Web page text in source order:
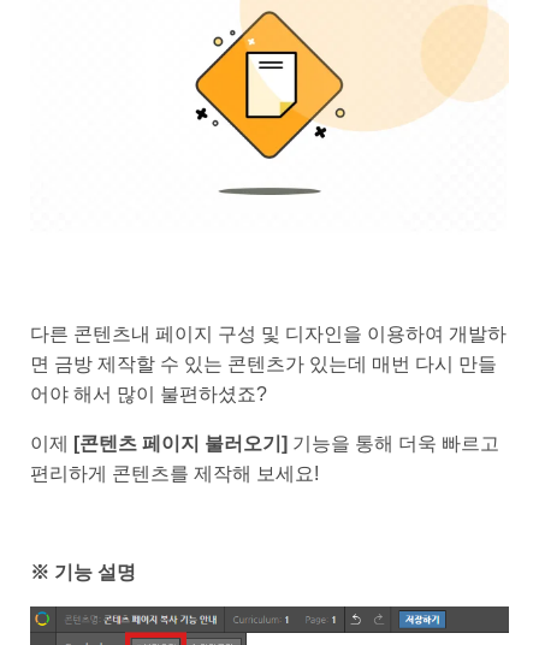
다른 콘텐츠내 페이지 구성 및 디자인을 이용하여 개발하
면 금방 제작할 수 있는 콘텐츠가 있는데 매번 다시 만들
어야 해서 많이 불편하셨죠?
이제 [콘텐츠 페이지 불러오기] 기능을 통해 더욱 빠르고
편리하게 콘텐츠를 제작해 보세요!
※ 기능 설명